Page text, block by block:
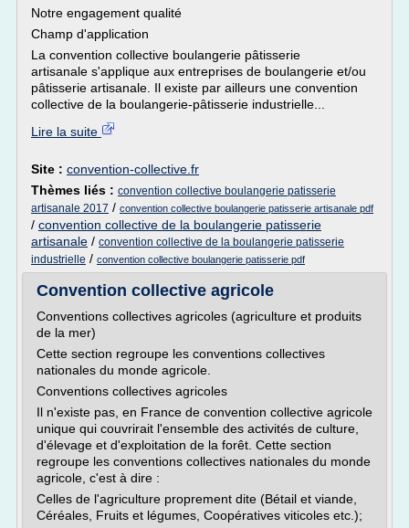
Notre engagement qualité
Champ d'application
La convention collective boulangerie pâtisserie
artisanale s'applique aux entreprises de boulangerie et/ou
pâtisserie artisanale. Il existe par ailleurs une convention
collective de la boulangerie-pâtisserie industrielle...
Lire la suite
Site : convention-collective.fr
Thèmes liés : convention collective boulangerie patisserie
artisanale 2017 / convention collective boulangerie patisserie artisanale pdf
/ convention collective de la boulangerie patisserie
artisanale / convention collective de la boulangerie patisserie
industrielle / convention collective boulangerie patisserie pdf
Convention collective agricole
Conventions collectives agricoles (agriculture et produits
de la mer)
Cette section regroupe les conventions collectives
nationales du monde agricole.
Conventions collectives agricoles
Il n'existe pas, en France de convention collective agricole
unique qui couvrirait l'ensemble des activités de culture,
d'élevage et d'exploitation de la forêt. Cette section
regroupe les conventions collectives nationales du monde
agricole, c'est à dire :
Celles de l'agriculture proprement dite (Bétail et viande,
Céréales, Fruits et légumes, Coopératives viticoles etc.);